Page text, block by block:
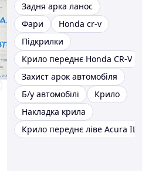
Задня арка ланос
Фари
Honda cr-v
Підкрилки
Крило переднє Honda CR-V
Захист арок автомобіля
Б/у автомобілі
Крило
Накладка крила
Крило переднє ліве Acura ILX